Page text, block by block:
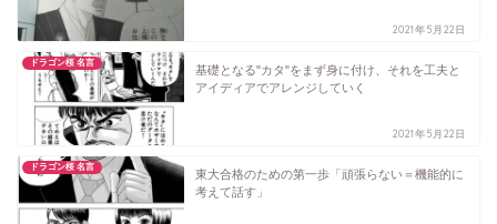
2021年5月22日
ドラゴン桜 名言
基礎となる"カタ"をまず身に付け、それを工夫と
アイディアでアレンジしていく
2021年5月22日
ドラゴン桜 名言
東大合格のための第一歩「頑張らない＝機能的に
考えて話す」